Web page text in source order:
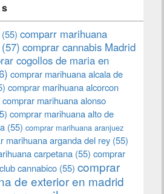
(55) comparr marihuana
(57) comprar cannabis Madrid
cogollos de maria en
comprar marihuana alcala de
comprar marihuana alcorcon
comprar marihuana alonso
comprar marihuana alto de
(55) comprar marihuana aranjuez
marihuana arganda del rey (55)
carpetana (55) comprar
cannabico (55) comprar
de exterior en madrid